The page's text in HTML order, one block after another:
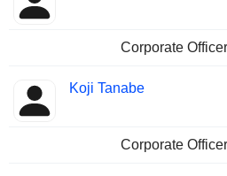
Corporate
Koji Tanabe
Corporate